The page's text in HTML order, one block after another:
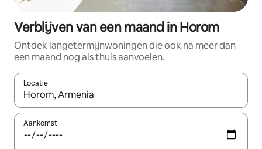
Verblijven van een maand in Horom
Ontdek langetermijnwoningen die ook na meer dan
een maand nog als thuis aanvoelen.
Locatie
Wanneer er suggesties beschikbaar zijn, maak je een keuze
Aankomst